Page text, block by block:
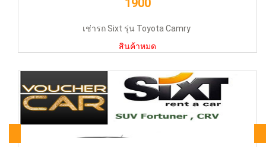
เช่ารถ Sixt รุ่น Toyota Camry
สินค้าหมด